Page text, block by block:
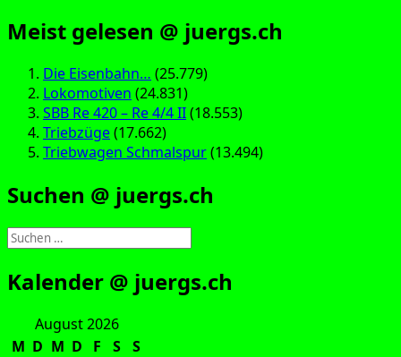
Meist gelesen @ juergs.ch
Die Eisenbahn… (25.779)
Lokomotiven (24.831)
SBB Re 420 – Re 4/4 II(18.553)
Triebzüge(17.662)
Triebwagen Schmalspur(13.494)
Suchen @ juergs.ch
Suchen
nach:
Kalender @ juergs.ch
August 2026
M D M D F S
S